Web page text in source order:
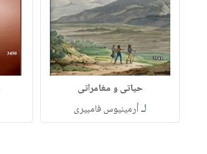
حياتى و مغامراتى
لـأرمينيوس فامبيرى